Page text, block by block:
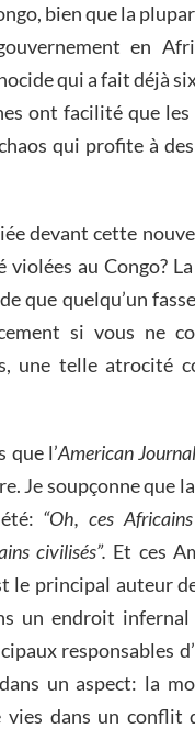
bien que la
en
qui a fait déjà
ont facilité que
qui profite à
devant cette
au Congo?
que quelqu’un
si vous ne
une telle atrocité
que l’American
Je soupçonne que
“Oh, ces
civilisés”. Et ces
le principal auteur
un endroit infernal
responsables
un aspect: la
dans un conflit